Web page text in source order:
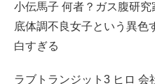
小伝馬子 何者？ガス腹研
底体調不良女子という異色
白すぎる
ラブトランジット3 ヒロ